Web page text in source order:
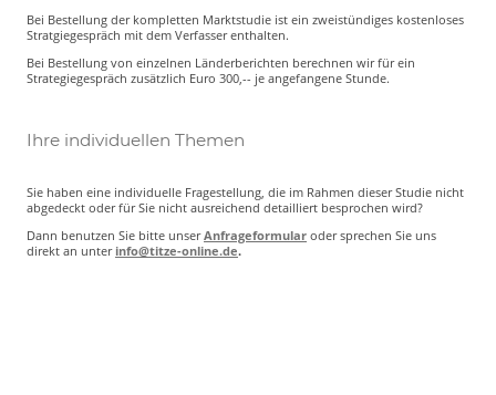
Bei Bestellung der kompletten Marktstudie ist ein zweistündiges kostenloses
Stratgiegespräch mit dem Verfasser enthalten.
Bei Bestellung von einzelnen Länderberichten berechnen wir für ein
Strategiegespräch zusätzlich Euro 300,-- je angefangene Stunde.
Ihre individuellen Themen
Sie haben eine individuelle Fragestellung, die im Rahmen dieser Studie nicht
abgedeckt oder für Sie nicht ausreichend detailliert besprochen wird?
Dann benutzen Sie bitte unserAnfrageformular oder sprechen Sie uns
direkt an unter info@titze-online.de.